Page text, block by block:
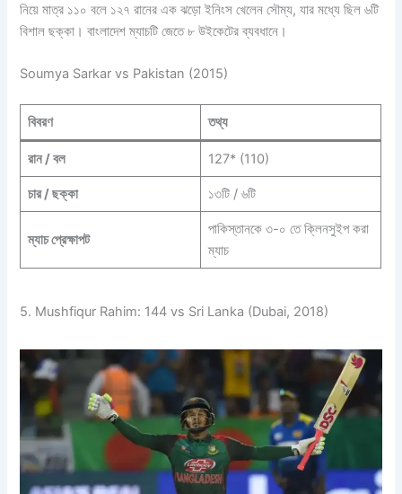
নিয়ে মাত্র ১১০ বলে ১২৭ রানের এক ঝড়ো ইনিংস খেলেন সৌম্য, যার মধ্যে ছিল ৬টি
বিশাল ছক্কা। বাংলাদেশ ম্যাচটি জেতে ৮ উইকেটের ব্যবধানে।
Soumya Sarkar vs Pakistan (2015)
বিবরণ তথ্য
রান / বল 127* (110)
চার / ছক্কা ১৩টি / ৬টি
ম্যাচ প্রেক্ষাপট
পাকিস্তানকে ৩-০ তে ক্লিনসুইপ করা
ম্যাচ
5. Mushfiqur Rahim: 144 vs Sri Lanka (Dubai, 2018)